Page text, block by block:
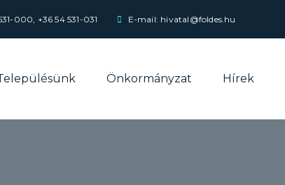
000, +36 54 531-031 E-mail: hivatal@foldes.hu
Önkormányzat Hírek